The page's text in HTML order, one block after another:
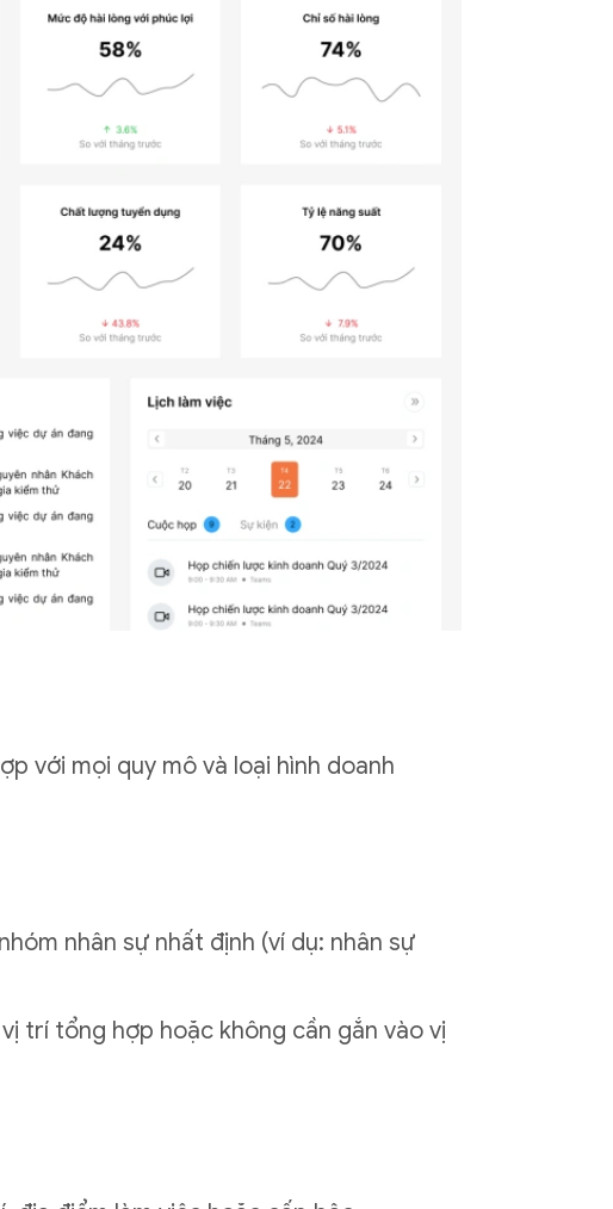
với mọi quy mô và loại hình doanh
nhân sự nhất định (ví dụ: nhân sự
trí tổng hợp hoặc không cần gắn vào vị